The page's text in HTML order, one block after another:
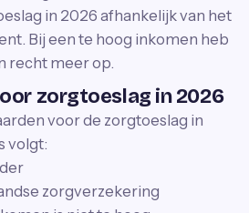
in 2026 afhankelijk van het
Bij een te hoog inkomen heb
recht meer op.
zorgtoeslag in 2026
voor de zorgtoeslag in
volgt:
zorgverzekering